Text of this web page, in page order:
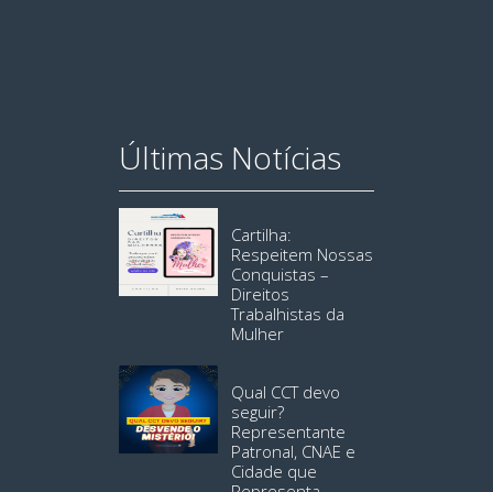
Últimas Notícias
Cartilha:
Respeitem Nossas
Conquistas –
Direitos
Trabalhistas da
Mulher
Qual CCT devo
seguir?
Representante
Patronal, CNAE e
Cidade que